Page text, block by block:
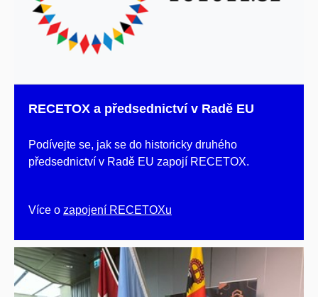
RECETOX a předsednictví v Radě EU
Podívejte se, jak se do historicky druhého
předsednictví v Radě EU zapojí RECETOX.
Více o zapojení RECETOXu